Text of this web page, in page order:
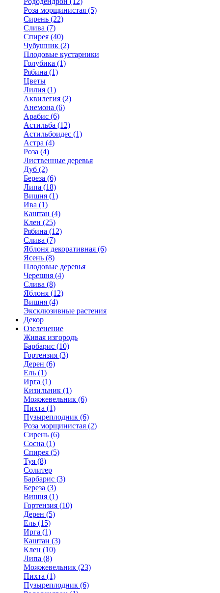
Роза морщинистая (5)
Сирень (22)
Слива (7)
Спирея (40)
Чубушник (2)
Плодовые кустарники
Голубика (1)
Рябина (1)
Цветы
Лилия (1)
Аквилегия (2)
Анемона (6)
Арабис (6)
Астильба (12)
Астильбоидес (1)
Астра (4)
Роза (4)
Лиственные деревья
Дуб (2)
Береза (6)
Липа (18)
Вишня (1)
Ива (1)
Каштан (4)
Клен (25)
Рябина (12)
Слива (7)
Яблоня декоративная (6)
Ясень (8)
Плодовые деревья
Черешня (4)
Слива (8)
Яблоня (12)
Вишня (4)
Эксклюзивные растения
Декор
Озеленение
Живая изгородь
Барбарис (10)
Гортензия (3)
Дерен (6)
Ель (1)
Ирга (1)
Кизильник (1)
Можжевельник (6)
Пихта (1)
Пузыреплодник (6)
Роза морщинистая (2)
Сирень (6)
Сосна (1)
Спирея (5)
Туя (8)
Солитер
Барбарис (3)
Береза (3)
Вишня (1)
Гортензия (10)
Дерен (5)
Ель (15)
Ирга (1)
Каштан (3)
Клен (10)
Липа (8)
Можжевельник (23)
Пихта (1)
Пузыреплодник (6)